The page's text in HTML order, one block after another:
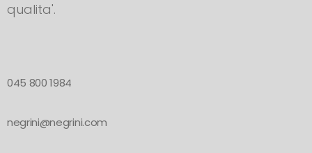
qualita'.
045 800 1984
negrini@negrini.com